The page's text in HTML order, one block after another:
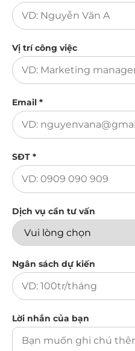
Vị trí công việc
Email *
SĐT *
Dịch vụ cần tư vấn
Ngân sách dự kiến
Lời nhắn của bạn